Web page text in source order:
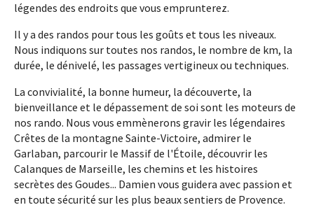
légendes des endroits que vous emprunterez.
Il y a des randos pour tous les goûts et tous les niveaux.
Nous indiquons sur toutes nos randos, le nombre de km, la
durée, le dénivelé, les passages vertigineux ou techniques.
La convivialité, la bonne humeur, la découverte, la
bienveillance et le dépassement de soi sont les moteurs de
nos rando. Nous vous emmènerons gravir les légendaires
Crêtes de la montagne Sainte-Victoire, admirer le
Garlaban, parcourir le Massif de l'Étoile, découvrir les
Calanques de Marseille, les chemins et les histoires
secrètes des Goudes... Damien vous guidera avec passion et
en toute sécurité sur les plus beaux sentiers de Provence.